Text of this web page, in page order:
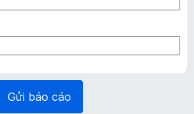
Gửi báo cáo